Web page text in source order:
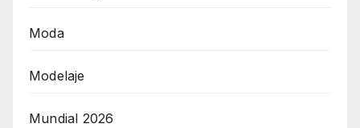
Moda
Modelaje
Mundial 2026